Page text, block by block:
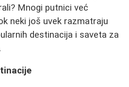
Mnogi putnici već
neki još uvek razmatraju
destinacija i saveta za